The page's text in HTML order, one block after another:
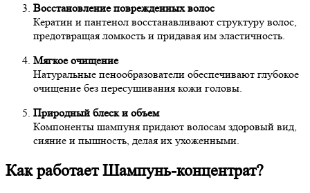
Восстановление поврежденных волос
Кератин и пантенол восстанавливают структуру волос,
предотвращая ломкость и придавая им эластичность.
Мягкое очищение
Натуральные пенообразователи обеспечивают глубокое
очищение без пересушивания кожи головы.
Природный блеск и объем
Компоненты шампуня придают волосам здоровый вид,
сияние и пышность, делая их ухоженными.
Как работает Шампунь-концентрат?